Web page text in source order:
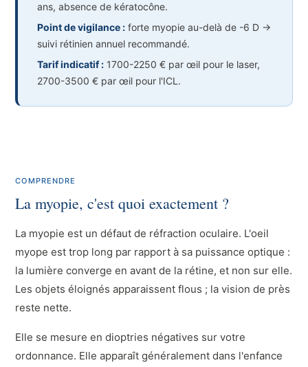
ans, absence de kératocône.
Point de vigilance : forte myopie au-delà de -6 D →
suivi rétinien annuel recommandé.
Tarif indicatif : 1700-2250 € par œil pour le laser,
2700-3500 € par œil pour l'ICL.
COMPRENDRE
La myopie, c'est quoi exactement ?
La myopie est un défaut de réfraction oculaire. L'oeil
myope est trop long par rapport à sa puissance optique :
la lumière converge en avant de la rétine, et non sur elle.
Les objets éloignés apparaissent flous ; la vision de près
reste nette.
Elle se mesure en dioptries négatives sur votre
ordonnance. Elle apparaît généralement dans l'enfance